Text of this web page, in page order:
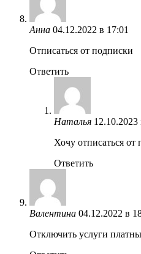
Анна 04.12.2022 в 17:01
Отписаться от подписки
Ответить
Наталья 12.10.2023
Хочу отписаться от
Ответить
Валентина 04.12.2022 в
Отключить услуги